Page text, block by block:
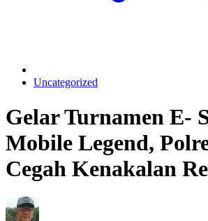
Uncategorized
Gelar Turnamen E-
Mobile Legend,
Cegah Kenakalan